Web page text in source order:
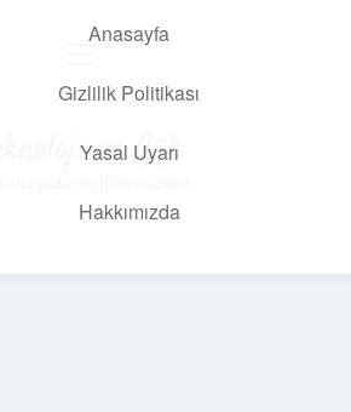
Anasayfa
Gizlilik Politikası
Yasal Uyarı
Hakkımızda
Teknoloji ve Aşk